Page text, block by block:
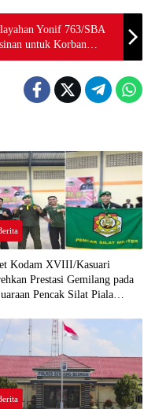
Yonif 763/SBA
untuk Korban
Kodam XVIII/Kasuari
Prestasi Gemilang pada
Pencak Silat Piala